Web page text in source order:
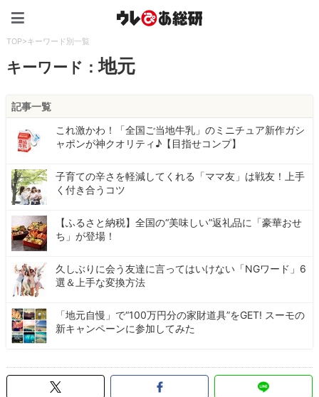
TOP>キーワード別一覧
キーワード：地元
記事一覧
これ激かわ！「全国ご当地牛乳」のミニチュア新作ガシ
ャポンが神クオリティ♪【目指せコンプ】
子育ての辛さを軽減してくれる「ママ友」は戦友！上手
く付き合うコツ
【ふるさと納税】全国の“美味しい”返礼品に「豪華おせ
ち」が登場！
久しぶりに会う友達に言ってはいけない「NGワード」6
選＆上手な変換方法
「地元自慢」で“100万円分の家財道具”をGET! スーモの
新キャンペーンに参加してみた